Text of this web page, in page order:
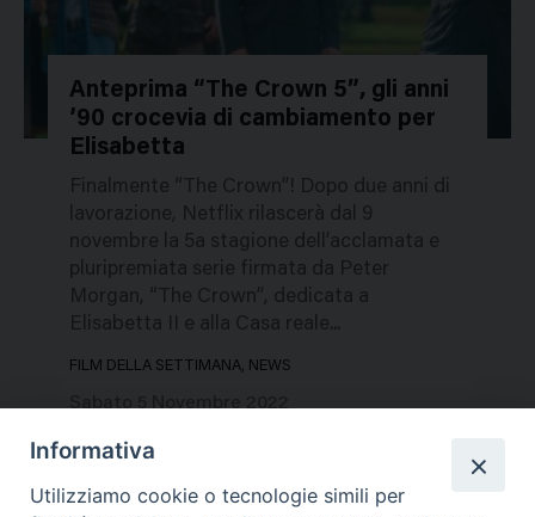
Anteprima “The Crown 5”, gli anni
’90 crocevia di cambiamento per
Elisabetta
Finalmente “The Crown”! Dopo due anni di
lavorazione, Netflix rilascerà dal 9
novembre la 5a stagione dell’acclamata e
pluripremiata serie firmata da Peter
Morgan, “The Crown”, dedicata a
Elisabetta II e alla Casa reale...
FILM DELLA SETTIMANA, NEWS
Informativa
Utilizziamo cookie o tecnologie simili per